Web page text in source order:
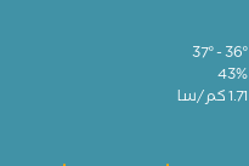
43%
1.71 كم/سا